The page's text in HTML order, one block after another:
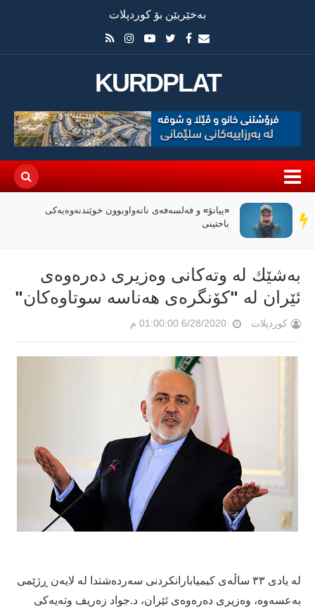
بەخێربێن بۆ کوردپلات
KURDPLAT
سەر
دێڕ
«پیانۆ» و فەلسەفەی ناتەواوبوون خوێندنەوەیەکی
باختینی
بەشێك لە وتەكانی وەزیری دەرەوەی
ئێران لە "كۆنگرەی هەناسە سوتاوەكان"
کوردپلات 6/28/2020 01:00:00 م
لە یادی ٣٣ ساڵەی كیمیابارانكردنی سەردەشتدا لە لایەن ڕژێمی
بەعسەوە، وەزیری دەرەوەی ئێران، د.جواد زەریف وتەیەكی